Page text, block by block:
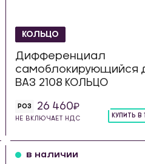
КОЛЬЦО
Дифференциал
самоблокирующийся
ВАЗ 2108 КОЛЬЦО
РОЗ 26 460
НЕ ВКЛЮЧАЕТ НДС КУПИТЬ В
в наличии